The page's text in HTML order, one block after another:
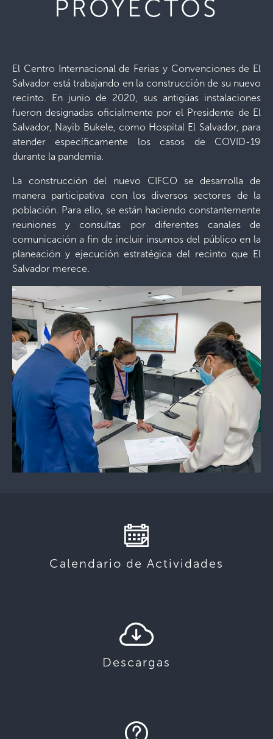
PROYECTOS
El Centro Internacional de Ferias y Convenciones de El
Salvador está trabajando en la construcción de su nuevo
recinto. En junio de 2020, sus antigüas instalaciones
fueron designadas oficialmente por el Presidente de El
Salvador, Nayib Bukele, como Hospital El Salvador, para
atender específicamente los casos de COVID-19
durante la pandemia.
La construcción del nuevo CIFCO se desarrolla de
manera participativa con los diversos sectores de la
población. Para ello, se están haciendo constantemente
reuniones y consultas por diferentes canales de
comunicación a fin de incluir insumos del público en la
planeación y ejecución estratégica del recinto que El
Salvador merece.
Calendario de Actividades
Descargas